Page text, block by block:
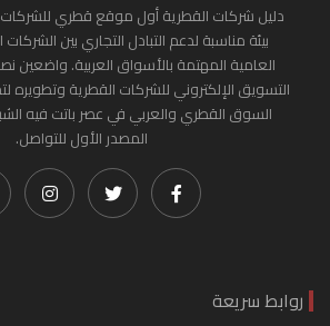
دليل شركات القطرية أول موقع قطري للشركات
بيئة مناسبة لدعم التبادل التجاري بين
العامية المهتمة بالأسواق العربية. واضعين
التسويق الإلكتروني للشركات القطرية وتطويره
السوق القطري والعربي في عصر باتت فيه
المصدر الأول للتواصل.
روابط سريعة